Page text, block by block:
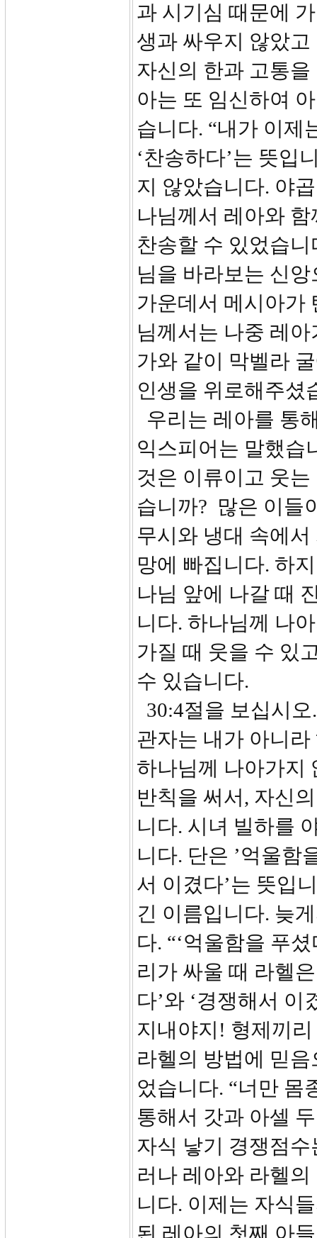
과 시기심 때문에
생과 싸우지 않았
자신의 한과 고통
아는 또 임신하여
습니다. “내가 이제
‘찬송하다’는 뜻입
지 않았습니다. 야
나님께서 레아와
찬송할 수 있었습
님을 바라보는 신
가운데서 메시아가
님께서는 나중 레
가와 같이 막벨라
인생을 위로해주셨
우리는 레아를 통
익스피어는 말했습
것은 이류이고 웃
습니까? 많은 이들
무시와 냉대 속에
망에 빠집니다. 하
나님 앞에 나갈 때
니다. 하나님께 나
가질 때 웃을 수 있
수 있습니다.
30:4절을 보십시
관자는 내가 아니
하나님께 나아가지
반칙을 써서, 자신
니다. 시녀 빌하를
니다. 단은 ’억울함
서 이겼다’는 뜻입
긴 이름입니다. 늦
다. “‘억울함을 푸
리가 싸울 때 라헬
다’와 ‘경쟁해서
지내야지! 형제끼
라헬의 방법에 믿
었습니다. “너만 몸
통해서 갓과 아셀
자식 낳기 경쟁점
러나 레아와 라헬
니다. 이제는 자식
된 레아의 첫째 아